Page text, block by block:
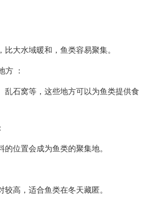
大水域暖和，鱼类容易聚集。
方 ：
乱石窝等，这些地方可以为鱼类提供食
位置会成为鱼类的聚集地。
高，适合鱼类在冬天藏匿。